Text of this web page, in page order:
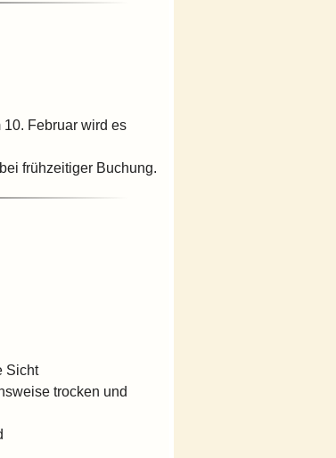
Februar wird es
frühzeitiger Buchung.
Sicht
trocken und